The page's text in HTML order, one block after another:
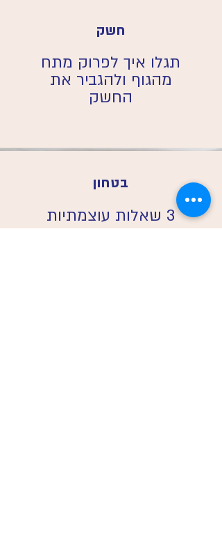
חשק
תגלו איך לפרוק מתח
מהגוף ולהגביר את
החשק
בטחון
3 שאלות עוצמתיות
שיגבירו את הביטחון